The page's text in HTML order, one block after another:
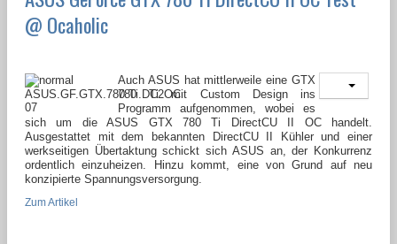
@ Ocaholic
Auch ASUS hat mittlerweile eine GTX
780 Ti mit Custom Design ins
Programm aufgenommen, wobei es
sich um die ASUS GTX 780 Ti DirectCU II OC handelt.
Ausgestattet mit dem bekannten DirectCU II Kühler und einer
werkseitigen Übertaktung schickt sich ASUS an, der Konkurrenz
ordentlich einzuheizen. Hinzu kommt, eine von Grund auf neu
konzipierte Spannungsversorgung.
Zum Artikel